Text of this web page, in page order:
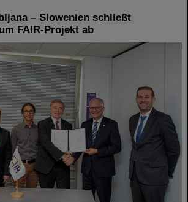
– Slowenien schließt
FAIR-Projekt ab